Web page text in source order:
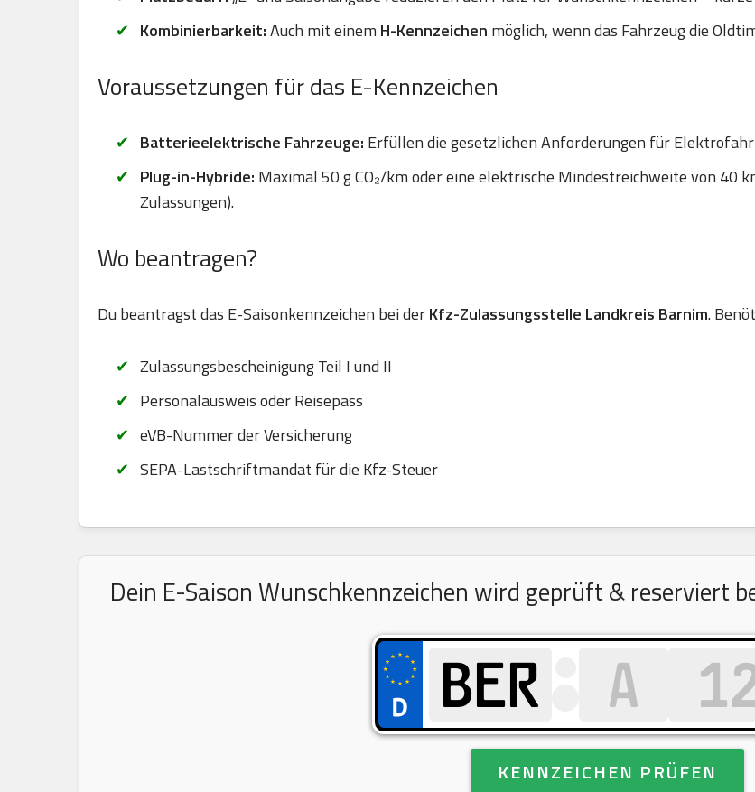
Kombinierbarkeit:Auch mit einem H-Kennzeichen möglich, wenn das Fahrzeug die
Voraussetzungen für das E-Kennzeichen
Batterieelektrische Fahrzeuge: Erfüllen die gesetzlichen Anforderungen für
Plug-in-Hybride: Maximal 50 g CO₂/km oder eine elektrische Mindestreichweite von 40
Zulassungen).
Wo beantragen?
Du beantragst das E-Saisonkennzeichen bei derKfz-Zulassungsstelle Landkreis Barnim.
Zulassungsbescheinigung Teil I und II
Personalausweis oder Reisepass
eVB-Nummer der Versicherung
SEPA-Lastschriftmandat für die Kfz-Steuer
Dein E-Saison Wunschkennzeichen wird geprüft & reserviert
KENNZEICHEN PRÜFEN